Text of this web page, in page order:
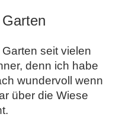
seit vielen
denn ich habe
wundervoll wenn
über die Wiese